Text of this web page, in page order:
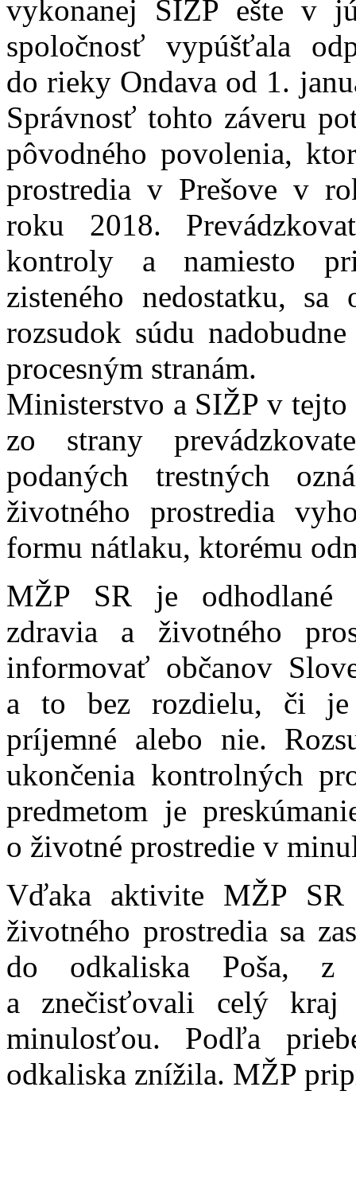
vykonanej SIŽP ešte v
spoločnosť vypúšťala
do rieky Ondava od 1.
Správnosť tohto záveru
pôvodného povolenia,
prostredia v Prešove v
roku 2018.
kontroly a namiesto
zisteného nedostatku,
rozsudok súdu
procesným stranám.
Ministerstvo a SIŽP v
zo strany
podaných trestných
životného prostredia
formu nátlaku, ktorému
MŽP SR je odhodlané
zdravia a životného
informovať občanov
a to bez rozdielu, či je
príjemné alebo nie.
ukončenia kontrolných
predmetom je
o životné prostredie v
Vďaka aktivite MŽP SR
životného prostredia sa
do odkaliska Poša,
a znečisťovali celý
minulosťou. Podľa
odkaliska znížila. MŽP